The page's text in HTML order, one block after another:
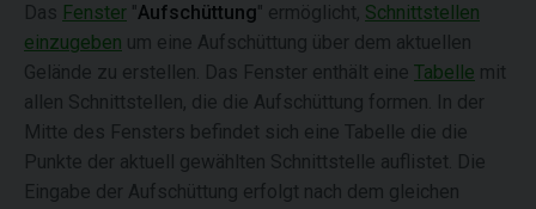
Das Fenster "Aufschüttung" ermöglicht, Schnittstellen
einzugeben um eine Aufschüttung über dem aktuellen
Gelände zu erstellen. Das Fenster enthält eine Tabelle mit
allen Schnittstellen, die die Aufschüttung formen. In der
Mitte des Fensters befindet sich eine Tabelle die die
Punkte der aktuell gewählten Schnittstelle auflistet. Die
Eingabe der Aufschüttung erfolgt nach dem gleichen